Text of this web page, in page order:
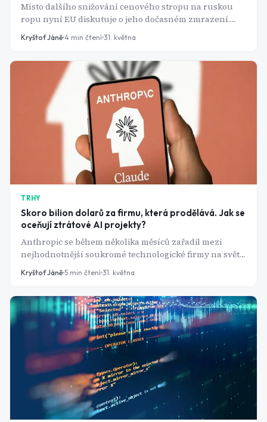
Místo dalšího snižování cenového stropu na ruskou
ropu nyní EU diskutuje o jeho dočasném zmrazení.
Důvodem jsou rostoucí obavy z vývoje na světovém
energetickém trhu. Napětí na Blízkém východě totiž
na jakékoli narušení dodávek ropy.
Kryštof Jáně 4 min čtení 31. května
TRHY
Skoro bilion dolarů za firmu, která prodělává. Jak se
oceňují ztrátové AI projekty?
Anthropic se během několika měsíců zařadil mezi
nejhodnotnější soukromé technologické firmy na světě,
přestože stále generuje miliardové ztráty. Jak je možné,
že investoři oceňují podobné společnosti na stovky
se určuje hodnota firem, jako jsou Anthropic nebo
OpenAI?
Kryštof Jáně 5 min čtení 31. května